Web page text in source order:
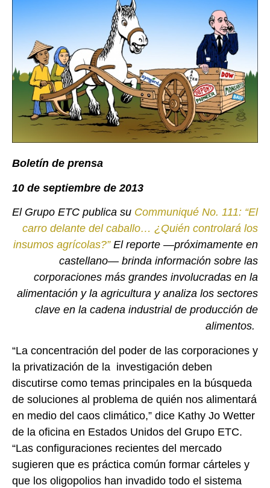
Boletín de prensa
10 de septiembre de 2013
El Grupo ETC publica su Communiqué No. 111: “El
carro delante del caballo… ¿Quién controlará los
insumos agrícolas?”El reporte —próximamente en
castellano— brinda información sobre las
corporaciones más grandes involucradas en la
alimentación y la agricultura y analiza los sectores
clave en la cadena industrial de producción de
alimentos.
“La concentración del poder de las corporaciones y
la privatización de la investigación deben
discutirse como temas principales en la búsqueda
de soluciones al problema de quién nos alimentará
en medio del caos climático,” dice Kathy Jo Wetter
de la oficina en Estados Unidos del Grupo ETC.
“Las configuraciones recientes del mercado
sugieren que es práctica común formar cárteles y
que los oligopolios han invadido todo el sistema